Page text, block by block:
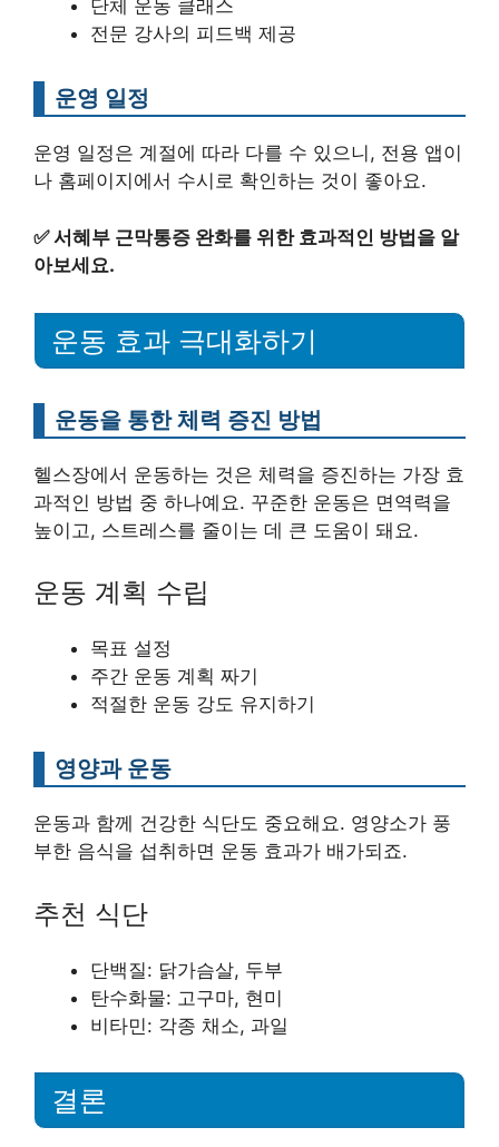
단체 운동 클래스
전문 강사의 피드백 제공
운영 일정
운영 일정은 계절에 따라 다를 수 있으니, 전용 앱이
나 홈페이지에서 수시로 확인하는 것이 좋아요.
✅서혜부 근막통증 완화를 위한 효과적인 방법을 알
아보세요.
운동 효과 극대화하기
운동을 통한 체력 증진 방법
헬스장에서 운동하는 것은 체력을 증진하는 가장 효
과적인 방법 중 하나예요. 꾸준한 운동은 면역력을
높이고, 스트레스를 줄이는 데 큰 도움이 돼요.
운동 계획 수립
목표 설정
주간 운동 계획 짜기
적절한 운동 강도 유지하기
영양과 운동
운동과 함께 건강한 식단도 중요해요. 영양소가 풍
부한 음식을 섭취하면 운동 효과가 배가되죠.
추천 식단
단백질: 닭가슴살, 두부
탄수화물: 고구마, 현미
비타민: 각종 채소, 과일
결론